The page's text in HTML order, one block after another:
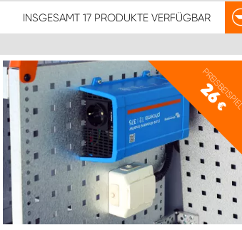
INSGESAMT17 PRODUKTE VERFÜGBAR
PREISBEISPIEL
26
€